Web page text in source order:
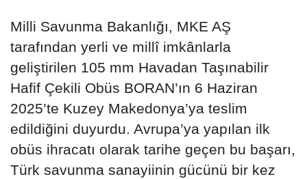
Milli Savunma Bakanlığı, MKE AŞ
tarafından yerli ve millî imkânlarla
geliştirilen 105 mm Havadan Taşınabilir
Hafif Çekili Obüs BORAN’ın 6 Haziran
2025’te Kuzey Makedonya’ya teslim
edildiğini duyurdu. Avrupa’ya yapılan ilk
obüs ihracatı olarak tarihe geçen bu başarı,
Türk savunma sanayiinin gücünü bir kez